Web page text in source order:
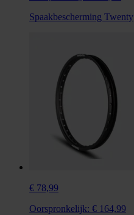
Spaakbescherming Twenty
€ 78,99
Oorspronkelijk: € 164,99